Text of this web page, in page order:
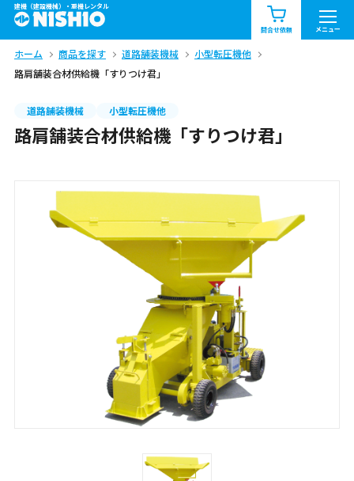
建機（建設機械）・重機レンタル
問合せ依頼 メニュー
商品一覧 お知らせ一覧
問合せ依頼リスト お問合せ
北海道 東北 関東
九州・沖縄（外部）
ホーム 商品を探す 道路舗装機械
小型転圧機他
路肩舗装合材供給機「すりつけ君」
道路舗装機械 小型転圧機他
路肩舗装合材供給機「すりつけ君」